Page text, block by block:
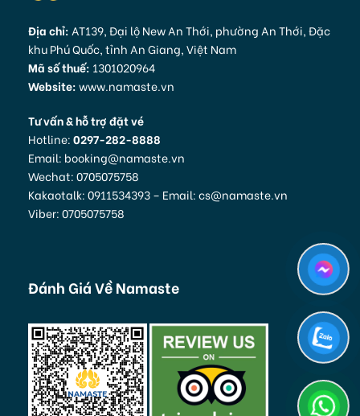
Địa chỉ:AT139, Đại lộ New An Thới, phường An Thới, Đặc
khu Phú Quốc, tỉnh An Giang, Việt Nam
Mã số thuế: 1301020964
Website:www.namaste.vn
Tư vấn & hỗ trợ đặt vé
Hotline:0297-282-8888
Email: booking@namaste.vn
Wechat: 0705075758
Kakaotalk: 0911534393 – Email: cs@namaste.vn
Viber: 0705075758
Đánh Giá Về Namaste